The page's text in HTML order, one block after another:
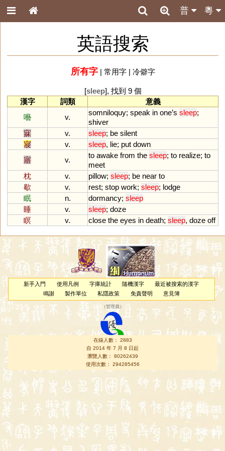
粵
普
英語搜索
所有字| 常用字| 冷僻字
[sleep], 找到 9 個
漢字
詞類
意義
囈
v.
somniloquy; speak in one’s sleep;
shiver
寐
v. sleep; be silent
寢
v. sleep, lie; put down
寤
v.
to awake from the sleep; to realize; to
meet
枕
v. pillow; sleep; be near to
歇
v. rest; stop work; sleep; lodge
眠
n. dormancy; sleep
睡
v. sleep; doze
瞑
v. close the eyes in death; sleep, doze off
新手入門 使用凡例 字庫統計 隨機漢字
最近被搜索的漢字
鳴謝
製作單位 私隱政策 免責聲明 意見簿
（管理員 ）
在線人數： 2883
自 2014 年 7 月 8 日起
瀏覽人數： 80262439
使用次數： 294285456